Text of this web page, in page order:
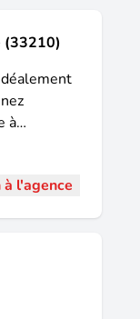
(33210)
à
propose
propice
Elle
pour
vos
l'agence